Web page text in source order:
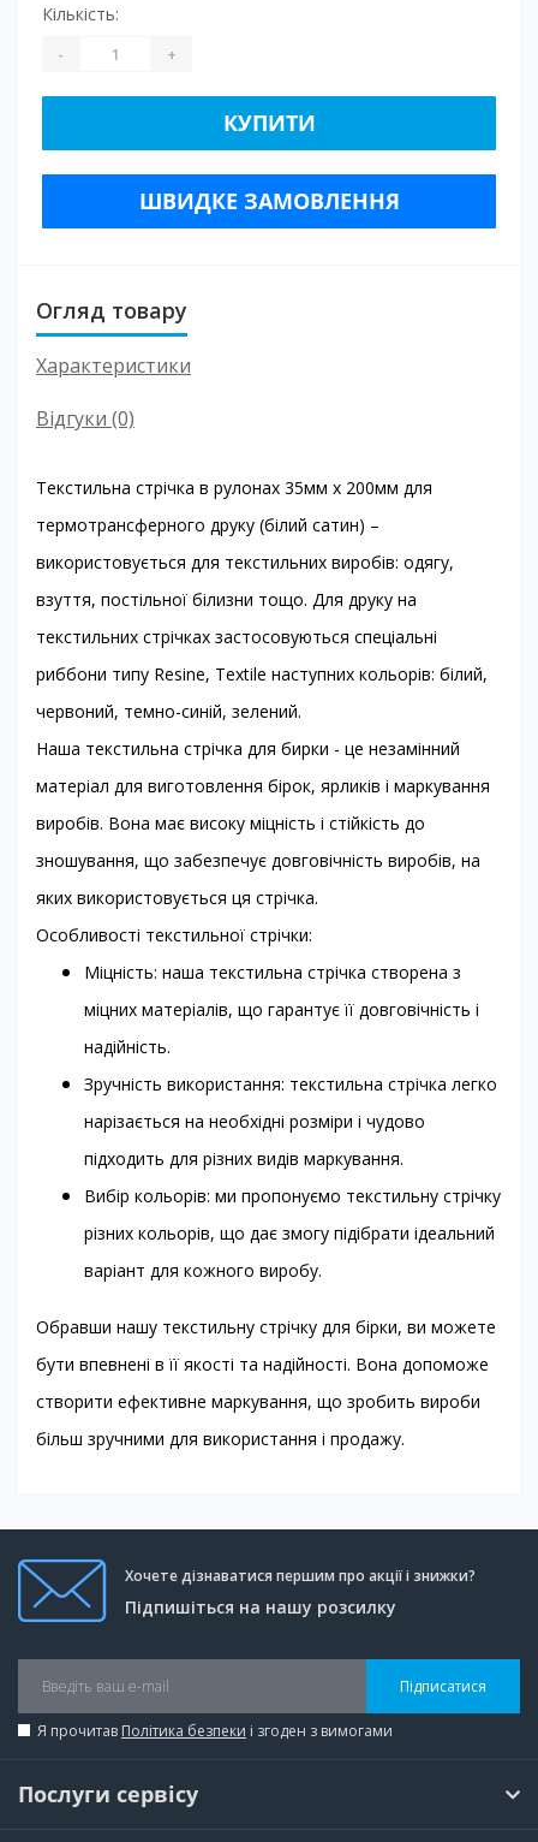
Кількість:
- +
КУПИТИ
ШВИДКЕ ЗАМОВЛЕННЯ
Огляд товару
Характеристики
Відгуки (0)
Текстильна стрічка в рулонах 35мм х 200мм для
термотрансферного друку (білий сатин) –
використовується для текстильних виробів: одягу,
взуття, постільної білизни тощо. Для друку на
текстильних стрічках застосовуються спеціальні
риббони типу Resine, Textile наступних кольорів: білий,
червоний, темно-синій, зелений.
Наша текстильна стрічка для бирки - це незамінний
матеріал для виготовлення бірок, ярликів і маркування
виробів. Вона має високу міцність і стійкість до
зношування, що забезпечує довговічність виробів, на
яких використовується ця стрічка.
Особливості текстильної стрічки:
Міцність: наша текстильна стрічка створена з
міцних матеріалів, що гарантує її довговічність і
надійність.
Зручність використання: текстильна стрічка легко
нарізається на необхідні розміри і чудово
підходить для різних видів маркування.
Вибір кольорів: ми пропонуємо текстильну стрічку
різних кольорів, що дає змогу підібрати ідеальний
варіант для кожного виробу.
Обравши нашу текстильну стрічку для бірки, ви можете
бути впевнені в її якості та надійності. Вона допоможе
створити ефективне маркування, що зробить вироби
більш зручними для використання і продажу.
Хочете дізнаватися першим про акції і знижки?
Підпишіться на нашу розсилку
Підписатися
Я прочитав Політика безпеки і згоден з вимогами
Послуги сервісу